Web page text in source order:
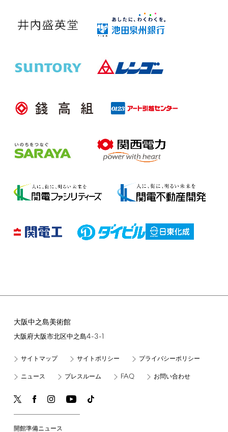
大阪中之島美術館
大阪府大阪市北区中之島4-3-1
サイトマップ サイトポリシー プライバシーポリシー
ニュース プレスルーム FAQ お問い合わせ
開館準備ニュース